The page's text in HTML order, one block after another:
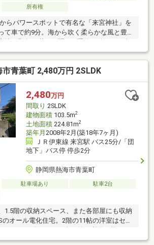
所有権
らパワースポットで有名な「来宮神社」を
て車で約9分。海から吹く柔らかな風と豊か
地。野鳥の囀りを聞き、季節の移ろいを楽
ングなど、気持ちの良い一日を過ごせそう
折々の花やアスレッチを楽しめる「姫の沢
名な「熱海梅園」、ゴルフ場など周辺には
ー施設が点在しています。
青葉町 2,480万円 2SLDK
2,480万円
間取り 2SLDK
建物面積103.5m2
土地面積224.81m2
築年月 2008年2月(築18年7ヶ月)
ＪＲ伊東線 来宮駅 バス25分/「団
地下」バス停 停歩2分
静岡県熱海市青葉町
駐車場あり
駐車2台
1.5階の収納スペース、また各部屋にも収納
オール電化住宅。2階の11帖の洋室はセパ
は嬉しい2台分の駐車スペースも完備され、